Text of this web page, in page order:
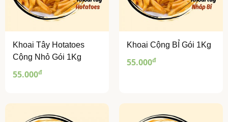
Khoai Tây Hotatoes
Cộng Nhỏ Gói 1Kg
55.000đ
Khoai Cộng BỈ Gói 1Kg
55.000đ